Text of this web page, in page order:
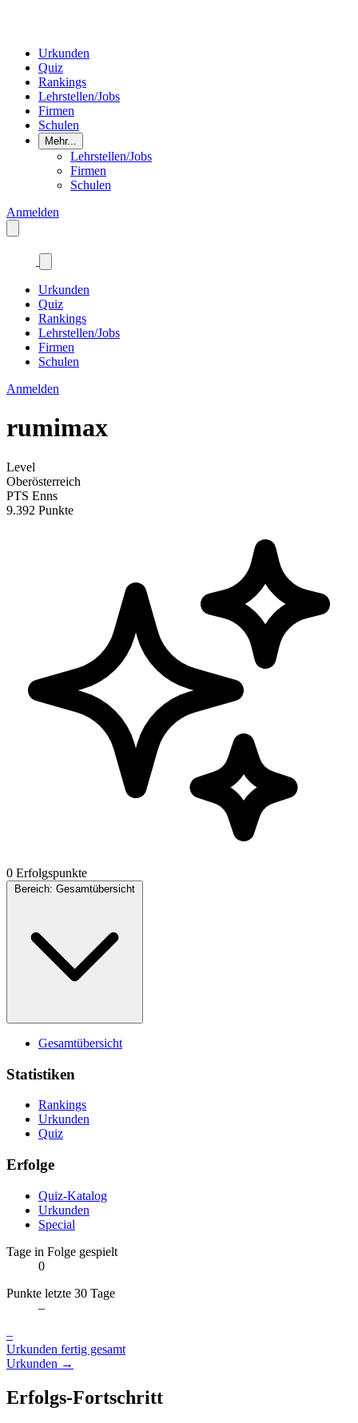
Urkunden
Quiz
Rankings
Lehrstellen/Jobs
Firmen
Schulen
Mehr...
Lehrstellen/Jobs
Firmen
Schulen
Anmelden
Urkunden
Quiz
Rankings
Lehrstellen/Jobs
Firmen
Schulen
Anmelden
rumimax
Level
Oberösterreich
PTS Enns
9.392 Punkte
0 Erfolgspunkte
Bereich: Gesamtübersicht
Gesamtübersicht
Statistiken
Rankings
Urkunden
Quiz
Erfolge
Quiz-Katalog
Urkunden
Special
Tage in Folge gespielt
0
Punkte letzte 30 Tage
–
–
Urkunden fertig gesamt
Urkunden →
Erfolgs-Fortschritt